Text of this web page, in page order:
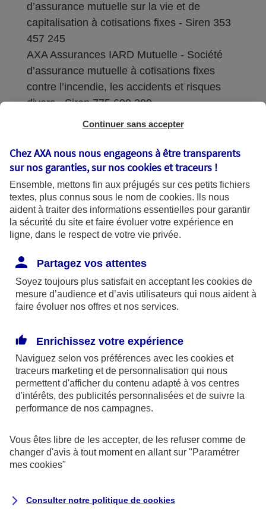
d’assurance mutuelle sur la vie et de
capitalisation à cotisations fixes - Siren 353
457 245
AXA Assurances IARD Mutuelle - Société
d’assurance mutuelle à cotisations fixes
contre l’incendie, les accidents et risques
divers - Siren 775 699 309
Sièges sociaux : 313 Terrasses de l’Arche –
Coordonnées de l'Autorité de contrôle
prudentiel et de résolution (ACPR) : - 4
Place de Budapest - CS 92459 - 75436
Paris Cedex 09. Le détail des procédures de
recours et de réclamation et les
disponibles sur le site axa.fr.
AXA France IARD et AXA France Vie sont
mandataires exclusifs en opérations de
246 et n°13 005 764 (consultable
surwww.orias.fr)
AXA Assistance France Assurances,
S.A au capital de 51 429 430,40 €,
Siège social :
8-10, rue Paul Vaillant Couturier
Continuer sans accepter
Chez AXA nous nous engageons à être transparents
sur nos garanties, sur noscookies et traceurs !
Ensemble, mettons fin aux préjugés sur ces petits fichiers
textes, plus connus sous le nom de cookies. Ils nous
aident à traiter des informations essentielles pour garantir
la sécurité du site et faire évoluer votre expérience en
ligne, dans le respect de votre vie privée.
Partagez vos attentes
Soyez toujours plus satisfait en acceptant les cookies de
mesure d’audience et d’avis utilisateurs qui nous aident à
faire évoluer nos offres et nos services.
Enrichissez votre expérience
Naviguez selon vos préférences avec les cookies et
traceurs marketing et de personnalisation qui nous
permettent d'afficher du contenu adapté à vos centres
d'intérêts, des publicités personnalisées et de suivre la
performance de nos campagnes.
Vous êtes libre de les accepter, de les refuser comme de
changer d'avis à tout moment en allant sur "Paramétrer
mes cookies"
Consulter notre politique de cookies